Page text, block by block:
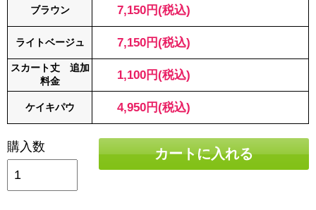
ブラウン 7,150円(税込)
ライトベージュ 7,150円(税込)
スカート丈 追加
料金
1,100円(税込)
ケイキパウ 4,950円(税込)
購入数 カートに入れる